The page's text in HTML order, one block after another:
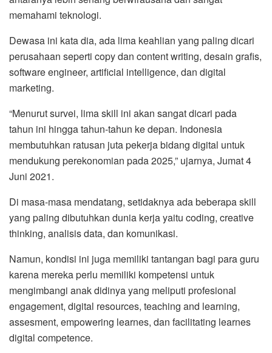
memahami teknologi.
Dewasa ini kata dia, ada lima keahlian yang paling dicari
perusahaan seperti copy dan content writing, desain grafis,
software engineer, artificial intelligence, dan digital
marketing.
“Menurut survei, lima skill ini akan sangat dicari pada
tahun ini hingga tahun-tahun ke depan. Indonesia
membutuhkan ratusan juta pekerja bidang digital untuk
mendukung perekonomian pada 2025,” ujarnya, Jumat 4
Juni 2021.
Di masa-masa mendatang, setidaknya ada beberapa skill
yang paling dibutuhkan dunia kerja yaitu coding, creative
thinking, analisis data, dan komunikasi.
Namun, kondisi ini juga memiliki tantangan bagi para guru
karena mereka perlu memiliki kompetensi untuk
mengimbangi anak didinya yang meliputi profesional
engagement, digital resources, teaching and learning,
assesment, empowering learnes, dan facilitating learnes
digital competence.